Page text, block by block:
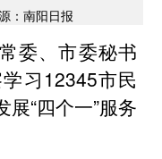
：南阳日报
委、市委秘书
习12345市民
“四个一”服务